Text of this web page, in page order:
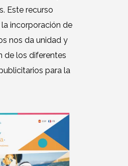
Este recurso
incorporación de
nos da unidad y
de los diferentes
para la